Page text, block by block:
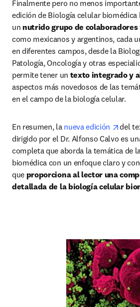
Finalmente pero no menos
edición de Biología celular biomédica
un nutrido grupo de colaboradores
como mexicanos y argentinos, cada
en diferentes campos, desde la
Patología, Oncología y otras
permite tener un texto integrado y
aspectos más novedosos de las
en el campo de la biología celular.
En resumen, la nueva edición
del
dirigido por el Dr. Alfonso Calvo es
completa que aborda la temática de
biomédica con un enfoque claro y
que proporciona al lector una
detallada de la biología celular